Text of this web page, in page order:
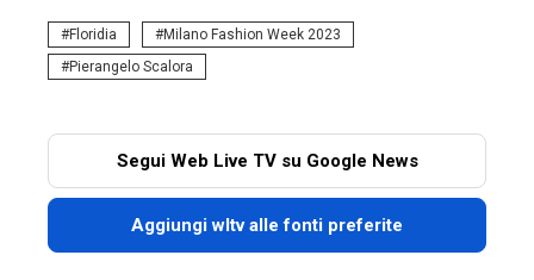
Floridia
Milano Fashion Week 2023
Pierangelo Scalora
Segui Web Live TV su Google News
Aggiungi wltv alle fonti preferite